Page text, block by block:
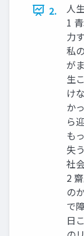
2.
人
1
力
私
が
生
け
か
ら
も
失
社
2
の
で
日